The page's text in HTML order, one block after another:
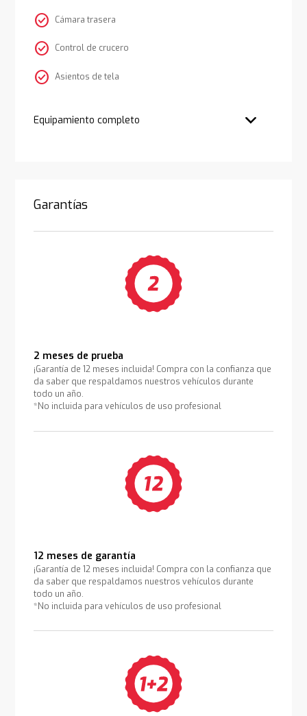
check_circle Cámara trasera
check_circle Control de crucero
check_circle Asientos de tela
Equipamiento completo
Garantías
2 meses de prueba
¡Garantía de 12 meses incluida! Compra con la confianza que
da saber que respaldamos nuestros vehículos durante
todo un año.
*No incluida para vehículos de uso profesional
12 meses de garantía
¡Garantía de 12 meses incluida! Compra con la confianza que
da saber que respaldamos nuestros vehículos durante
todo un año.
*No incluida para vehículos de uso profesional